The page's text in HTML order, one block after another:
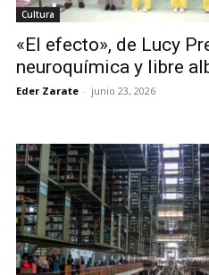
Cultura
«El efecto», de Lucy
neuroquímica y libre
Eder Zarate - junio 23, 2026